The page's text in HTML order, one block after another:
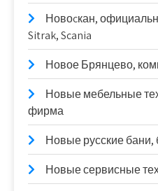
Новоcкан,
Sitrak, Scania
Новое Брянцево,
Новые мебельные
фирма
Новые русские
Новые сервисные